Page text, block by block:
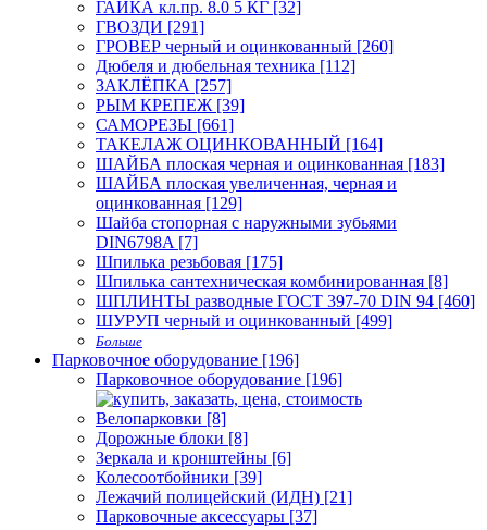
ГАЙКА кл.пр. 8.0 5 КГ [32]
ГВОЗДИ [291]
ГРОВЕР черный и оцинкованный [260]
Дюбеля и дюбельная техника [112]
ЗАКЛЁПКА [257]
РЫМ КРЕПЕЖ [39]
САМОРЕЗЫ [661]
ТАКЕЛАЖ ОЦИНКОВАННЫЙ [164]
ШАЙБА плоская черная и оцинкованная [183]
ШАЙБА плоская увеличенная, черная и
оцинкованная [129]
Шайба стопорная с наружными зубьями
DIN6798A [7]
Шпилька резьбовая [175]
Шпилька сантехническая комбинированная [8]
ШПЛИНТЫ разводные ГОСТ 397-70 DIN 94 [460]
ШУРУП черный и оцинкованный [499]
Больше
Парковочное оборудование [196]
Парковочное оборудование [196]
Велопарковки [8]
Дорожные блоки [8]
Зеркала и кронштейны [6]
Колесоотбойники [39]
Лежачий полицейский (ИДН) [21]
Парковочные аксессуары [37]